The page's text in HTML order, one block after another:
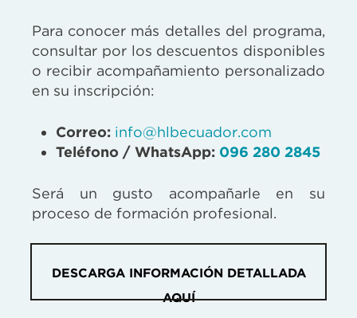
Para conocer más detalles del programa,
consultar por los descuentos disponibles
o recibir acompañamiento personalizado
en su inscripción:
Correo: info@hlbecuador.com
Teléfono / WhatsApp: 096 280 2845
Será un gusto acompañarle en su
proceso de formación profesional.
DESCARGA INFORMACIÓN DETALLADA
AQUÍ